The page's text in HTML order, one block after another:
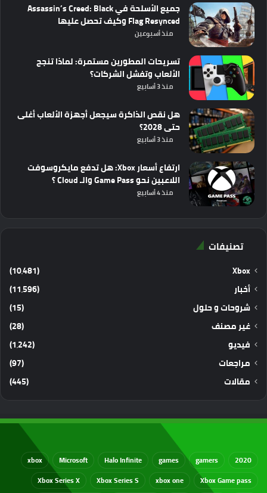
جميع الأسلحة في Assassin’s Creed: Black
Flag Resynced وكيف تحصل عليها
منذ أسبوعين
تسريحات المطورين مستمرة: لماذا تنجح
الألعاب وتفشل الشركات؟
منذ 3 أسابيع
هل نقص الذاكرة سيجعل أجهزة الألعاب أغلى
حتى 2028؟
منذ 3 أسابيع
ارتفاع أسعار Xbox: هل تدفع مايكروسوفت
اللاعبين نحو Game Pass والـ Cloud ؟
منذ 4 أسابيع
تصنيفات
Xbox
(10٬481)
أخبار
(11٬596)
شروحات و حلول
(15)
غير مصنف
(28)
فيديو
(1٬242)
مراجعات
(97)
مقالات
(445)
2020
gamers
games
Halo Infinite
Microsoft
xbox
Xbox Game pass
xbox one
Xbox Series S
Xbox Series X